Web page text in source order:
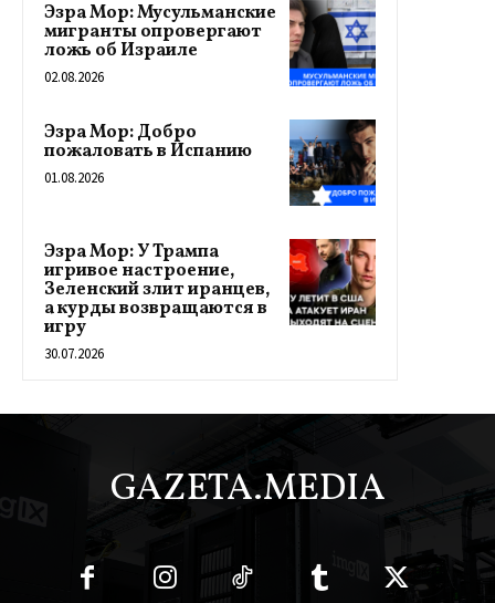
Эзра Мор: Мусульманские
мигранты опровергают
ложь об Израиле
02.08.2026
Эзра Мор: Добро
пожаловать в Испанию
01.08.2026
Эзра Мор: У Трампа
игривое настроение,
Зеленский злит иранцев,
а курды возвращаются в
игру
30.07.2026
GAZETA.MEDIA